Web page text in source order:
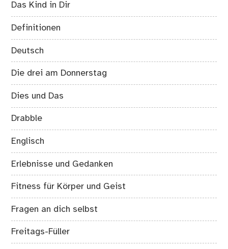
Das Kind in Dir
Definitionen
Deutsch
Die drei am Donnerstag
Dies und Das
Drabble
Englisch
Erlebnisse und Gedanken
Fitness für Körper und Geist
Fragen an dich selbst
Freitags-Füller